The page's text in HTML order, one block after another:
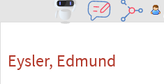
Eysler, Edmund